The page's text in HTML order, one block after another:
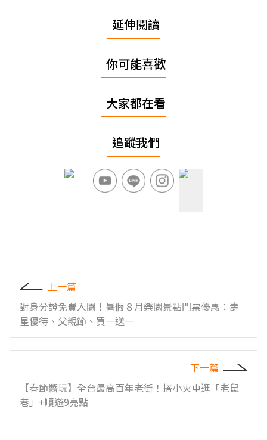
延伸閱讀
你可能喜歡
大家都在看
追蹤我們
上一篇
對身分證免費入園！暑假８月樂園景點門票優惠：壽
星優待、父親節、買一送一
下一篇
【春節醬玩】全台最高百年老街！搭小火車逛「老鼠
巷」+順遊9亮點